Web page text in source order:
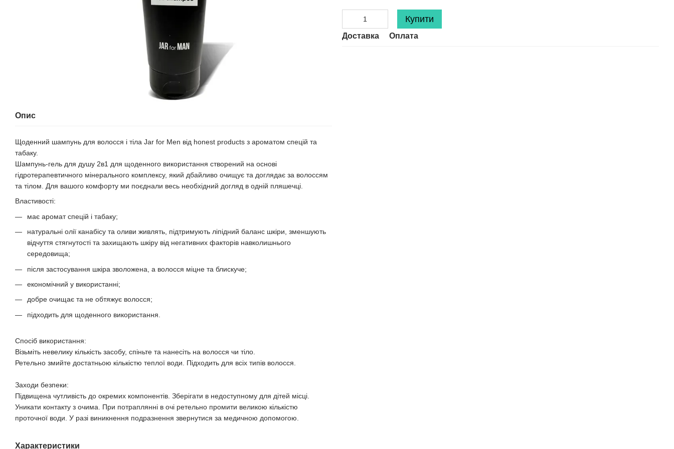
Опис
Щоденний шампунь для волосся і тіла Jar for Men від honest products з ароматом спецій та
табаку.
Шампунь-гель для душу 2в1 для щоденного використання створений на основі
гідротерапевтичного мінерального комплексу, який дбайливо очищує та доглядає за волоссям
та тілом. Для вашого комфорту ми поєднали весь необхідний догляд в одній пляшечці.
Властивості:
має аромат спецій і табаку;
натуральні олії канабісу та оливи живлять, підтримують ліпідний баланс шкіри, зменшують
відчуття стягнутості та захищають шкіру від негативних факторів навколишнього
середовища;
після застосування шкіра зволожена, а волосся міцне та блискуче;
економічний у використанні;
добре очищає та не обтяжує волосся;
підходить для щоденного використання.
Спосіб використання:
Візьміть невелику кількість засобу, спіньте та нанесіть на волосся чи тіло.
Ретельно змийте достатньою кількістю теплої води. Підходить для всіх типів волосся.
Заходи безпеки:
Підвищена чутливість до окремих компонентів. Зберігати в недоступному для дітей місці.
Уникати контакту з очима. При потраплянні в очі ретельно промити великою кількістю
проточної води. У разі виникнення подразнення звернутися за медичною допомогою.
Характеристики
Купити
Доставка Оплата